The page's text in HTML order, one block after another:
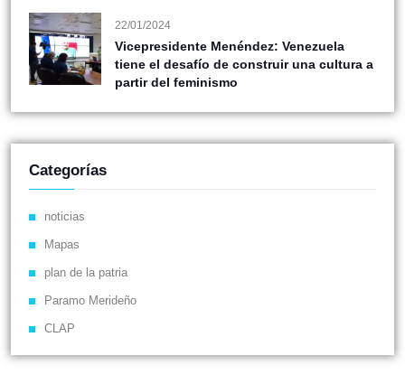
22/01/2024
Vicepresidente Menéndez: Venezuela
tiene el desafío de construir una cultura a
partir del feminismo
Categorías
noticias
Mapas
plan de la patria
Paramo Merideño
CLAP